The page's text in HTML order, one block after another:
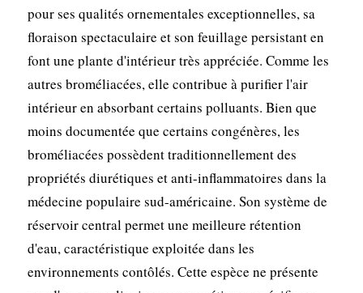
pour ses qualités ornementales exceptionnelles, sa
floraison spectaculaire et son feuillage persistant en
font une plante d'intérieur très appréciée. Comme les
autres broméliacées, elle contribue à purifier l'air
intérieur en absorbant certains polluants. Bien que
moins documentée que certains congénères, les
broméliacées possèdent traditionnellement des
propriétés diurétiques et anti-inflammatoires dans la
médecine populaire sud-américaine. Son système de
réservoir central permet une meilleure rétention
d'eau, caractéristique exploitée dans les
environnements contôlés. Cette espèce ne présente